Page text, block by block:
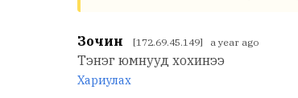
Зочин [172.69.45.149] a year ago
Тэнэг юмнууд хохинээ
Хариулах